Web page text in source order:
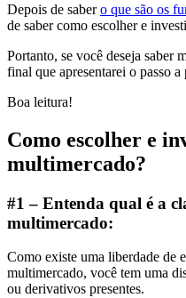
Depois de sabero que são os
de saber como escolher e
Portanto, se você deseja saber
final que apresentarei o passo a
Boa leitura!
Como escolher e
multimercado?
#1 – Entenda qual é a
multimercado:
Como existe uma liberdade de
multimercado, você tem uma
ou derivativos presentes.